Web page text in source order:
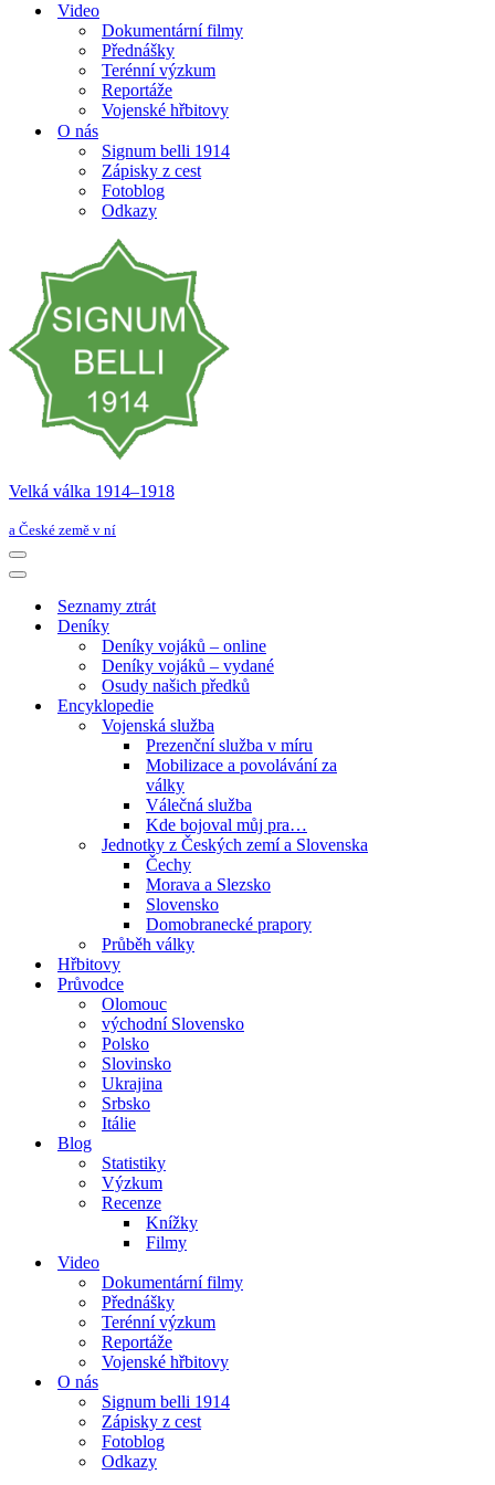
Video
Dokumentární filmy
Přednášky
Terénní výzkum
Reportáže
Vojenské hřbitovy
O nás
Signum belli 1914
Zápisky z cest
Fotoblog
Odkazy
Velká válka 1914–⁠⁠⁠⁠⁠⁠1918
a České země v ní
Navigační
menu
Navigační
Seznamy ztrát
Deníky
Deníky vojáků – online
Deníky vojáků – vydané
Osudy našich předků
Encyklopedie
Vojenská služba
Prezenční služba v míru
Mobilizace a povolávání za
války
Válečná služba
Kde bojoval můj pra…
Jednotky z Českých zemí a Slovenska
Čechy
Morava a Slezsko
Slovensko
Domobranecké prapory
Průběh války
Hřbitovy
Průvodce
Olomouc
východní Slovensko
Polsko
Slovinsko
Ukrajina
Srbsko
Itálie
Blog
Statistiky
Výzkum
Recenze
Knížky
Filmy
Video
Dokumentární filmy
Přednášky
Terénní výzkum
Reportáže
Vojenské hřbitovy
O nás
Signum belli 1914
Zápisky z cest
Fotoblog
Odkazy